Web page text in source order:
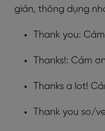
giản, thông dụng
Thank you:
Thanks!: Cảm
Thanks a lot!
Thank you so/